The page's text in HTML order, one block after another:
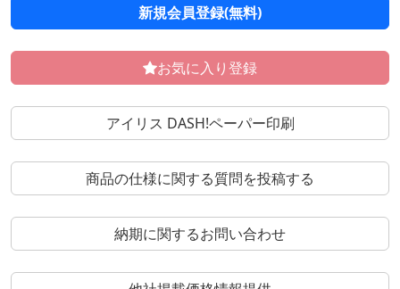
新規会員登録(無料)
お気に入り登録
アイリス DASH!ペーパー印刷
商品の仕様に関する質問を投稿する
納期に関するお問い合わせ